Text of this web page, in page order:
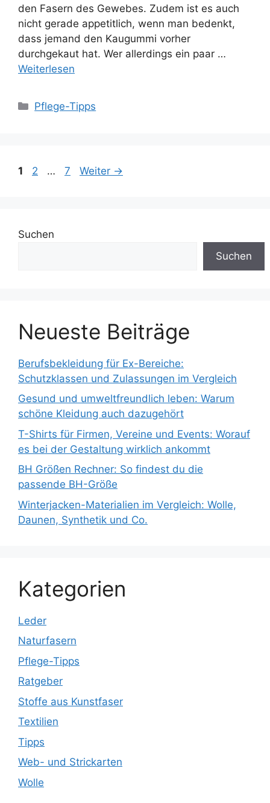
den Fasern des Gewebes. Zudem ist es auch
nicht gerade appetitlich, wenn man bedenkt,
dass jemand den Kaugummi vorher
durchgekaut hat. Wer allerdings ein paar …
Weiterlesen
Kategorien
Pflege-Tipps
Seite
1 Seite
2 … Seite
7 Weiter →
Suchen
Suchen
Neueste Beiträge
Berufsbekleidung für Ex-Bereiche:
Schutzklassen und Zulassungen im Vergleich
Gesund und umweltfreundlich leben: Warum
schöne Kleidung auch dazugehört
T-Shirts für Firmen, Vereine und Events: Worauf
es bei der Gestaltung wirklich ankommt
BH Größen Rechner: So findest du die
passende BH-Größe
Winterjacken-Materialien im Vergleich: Wolle,
Daunen, Synthetik und Co.
Kategorien
Leder
Naturfasern
Pflege-Tipps
Ratgeber
Stoffe aus Kunstfaser
Textilien
Tipps
Web- und Strickarten
Wolle